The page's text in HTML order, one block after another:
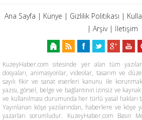
Ana Sayfa | Künye | Gizlilik Politikası |
| Arşiv| İletişim
KuzeyHaber.com sitesinde yer alan tüm
dosyaları, animasyonlar, videolar, tasarım ve
sayılı fikir ve sanat eserleri kanunu ile
yazısı, görsel, belge ve bağlantının izinsiz ve
ve kullanılması durumunda her türlü yasal hakları
Yayınlanan köşe yazılarından, haberlere ve köşe
yazarları sorumludur. KuzeyHaber.com Basın